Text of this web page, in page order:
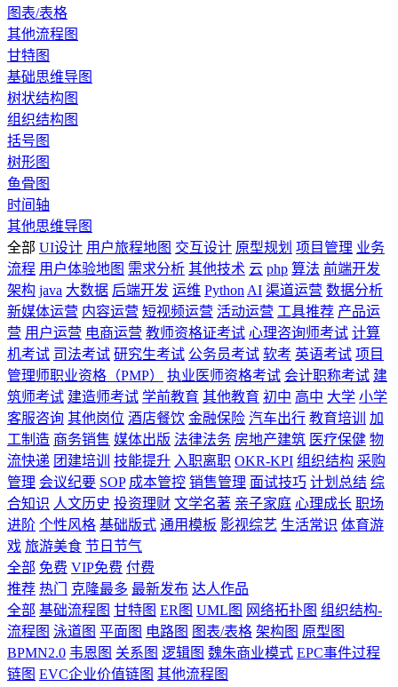
图表/表格
其他流程图
甘特图
基础思维导图
树状结构图
组织结构图
括号图
树形图
鱼骨图
时间轴
其他思维导图
全部 UI设计 用户旅程地图 交互设计 原型规划 项目管理 业务
流程 用户体验地图 需求分析 其他技术 云 php 算法 前端开发
架构 java 大数据 后端开发 运维 Python AI 渠道运营 数据分析
新媒体运营 内容运营 短视频运营 活动运营 工具推荐 产品运
营 用户运营 电商运营 教师资格证考试 心理咨询师考试 计算
机考试 司法考试 研究生考试 公务员考试 软考 英语考试 项目
管理师职业资格（PMP）
执业医师资格考试 会计职称考试 建
筑师考试 建造师考试 学前教育 其他教育 初中 高中 大学 小学
客服咨询 其他岗位 酒店餐饮 金融保险 汽车出行 教育培训
加
工制造 商务销售 媒体出版 法律法务 房地产建筑 医疗保健 物
流快递 团建培训 技能提升 入职离职 OKR-KPI 组织结构 采购
管理 会议纪要 SOP 成本管控 销售管理 面试技巧 计划总结 综
合知识 人文历史 投资理财 文学名著 亲子家庭 心理成长 职场
进阶 个性风格 基础版式 通用模板 影视综艺 生活常识 体育游
戏 旅游美食 节日节气
全部 免费 VIP免费 付费
推荐 热门 克隆最多 最新发布 达人作品
全部 基础流程图 甘特图 ER图 UML图 网络拓扑图 组织结构-
流程图 泳道图 平面图 电路图 图表/表格 架构图 原型图
BPMN2.0 韦恩图 关系图 逻辑图 魏朱商业模式 EPC事件过程
链图 EVC企业价值链图 其他流程图